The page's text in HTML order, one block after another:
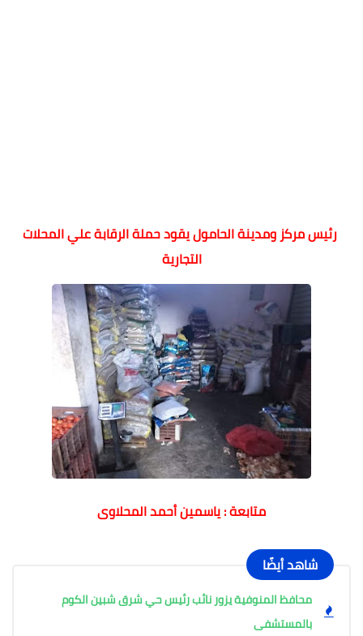
رئيس مركز ومدينة الحامول يقود حملة الرقابة علي المحلات
التجارية
متابعة : ياسمين أحمد المحلاوى
شاهد أيضًا
محافظ المنوفية يزور نائب رئيس حي شرق شبين الكوم
بالمستشفى